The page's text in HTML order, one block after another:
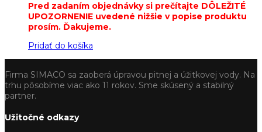
Pred zadaním objednávky si prečítajte DÔLEŽITÉ
UPOZORNENIE uvedené nižšie v popise produktu
prosím. Ďakujeme.
Pridať do košíka
Firma SIMACO sa zaoberá úpravou pitnej a úžitkovej vody. Na
trhu pôsobíme viac ako 11 rokov. Sme skúsený a stabilný
partner.
Užitočné odkazy